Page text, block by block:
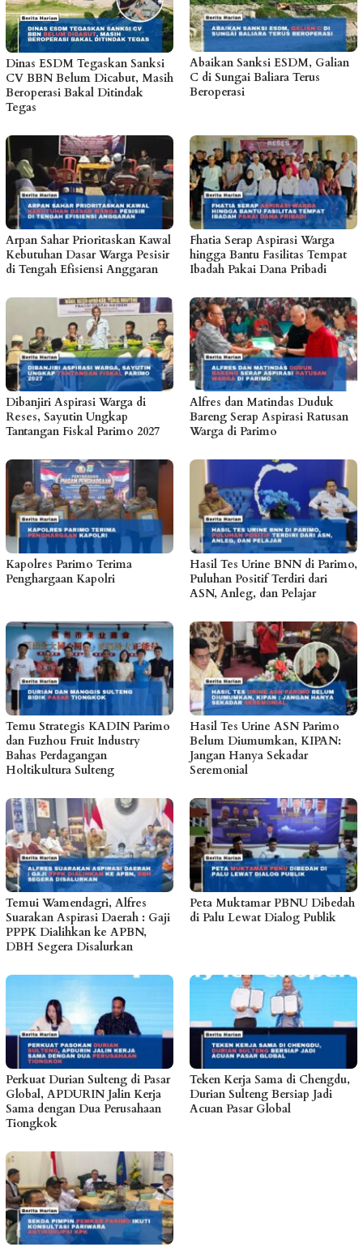
Dinas ESDM Tegaskan Sanksi
CV BBN Belum Dicabut, Masih
Beroperasi Bakal Ditindak
Tegas
Abaikan Sanksi ESDM, Galian
C di Sungai Baliara Terus
Beroperasi
Arpan Sahar Prioritaskan Kawal
Kebutuhan Dasar Warga Pesisir
di Tengah Efisiensi Anggaran
Fhatia Serap Aspirasi Warga
hingga Bantu Fasilitas Tempat
Ibadah Pakai Dana Pribadi
Dibanjiri Aspirasi Warga di
Reses, Sayutin Ungkap
Tantangan Fiskal Parimo 2027
Alfres dan Matindas Duduk
Bareng Serap Aspirasi Ratusan
Warga di Parimo
Kapolres Parimo Terima
Penghargaan Kapolri
Hasil Tes Urine BNN di Parimo,
Puluhan Positif Terdiri dari
ASN, Anleg, dan Pelajar
Temu Strategis KADIN Parimo
dan Fuzhou Fruit Industry
Bahas Perdagangan
Holtikultura Sulteng
Hasil Tes Urine ASN Parimo
Belum Diumumkan, KIPAN:
Jangan Hanya Sekadar
Seremonial
Temui Wamendagri, Alfres
Suarakan Aspirasi Daerah : Gaji
PPPK Dialihkan ke APBN,
DBH Segera Disalurkan
Peta Muktamar PBNU Dibedah
di Palu Lewat Dialog Publik
Perkuat Durian Sulteng di Pasar
Global, APDURIN Jalin Kerja
Sama dengan Dua Perusahaan
Tiongkok
Teken Kerja Sama di Chengdu,
Durian Sulteng Bersiap Jadi
Acuan Pasar Global